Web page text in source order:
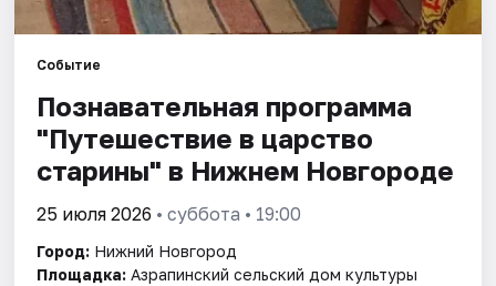
Событие
Познавательная программа
"Путешествие в царство
старины" в Нижнем Новгороде
25 июля 2026 • суббота • 19:00
Город: Нижний Новгород
Площадка: Азрапинский сельский дом культуры